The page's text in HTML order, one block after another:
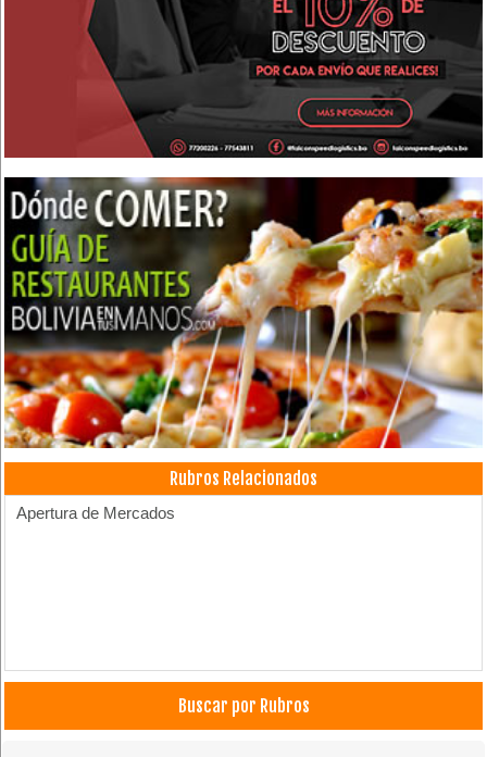
Rubros Relacionados
Apertura de Mercados
Buscar por Rubros